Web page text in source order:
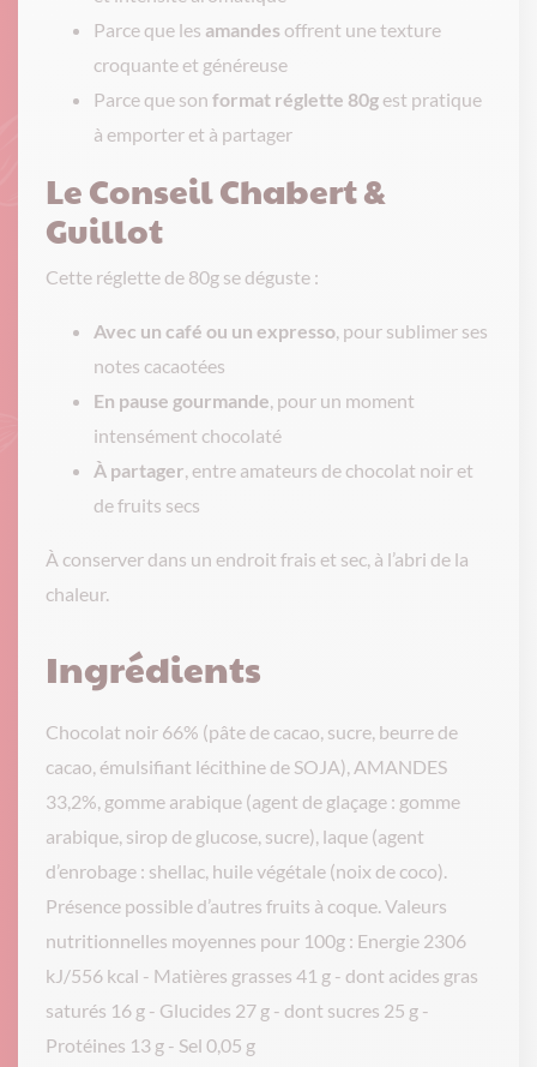
Parce que les amandes offrent une texture
croquante et généreuse
Parce que son format réglette 80g est pratique
à emporter et à partager
Le Conseil Chabert &
Guillot
Cette réglette de 80g se déguste :
Avec un café ou un expresso, pour sublimer ses
notes cacaotées
En pause gourmande, pour un moment
intensément chocolaté
À partager, entre amateurs de chocolat noir et
de fruits secs
À conserver dans un endroit frais et sec, à l’abri de la
chaleur.
Ingrédients
Chocolat noir 66% (pâte de cacao, sucre, beurre de
cacao, émulsifiant lécithine de SOJA), AMANDES
33,2%, gomme arabique (agent de glaçage : gomme
arabique, sirop de glucose, sucre), laque (agent
d’enrobage : shellac, huile végétale (noix de coco).
Présence possible d’autres fruits à coque. Valeurs
nutritionnelles moyennes pour 100g : Energie 2306
kJ/556 kcal - Matières grasses 41 g - dont acides gras
saturés 16 g - Glucides 27 g - dont sucres 25 g -
Protéines 13 g - Sel 0,05 g